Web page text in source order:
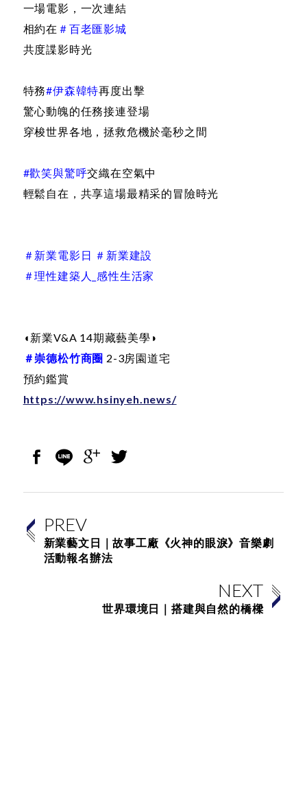
一場電影，一次連結
相約在 ＃百老匯影城
共度諜影時光
特務#伊森韓特再度出擊
驚心動魄的任務接連登場
穿梭世界各地，拯救危機於毫秒之間
#歡笑與驚呼交織在空氣中
輕鬆自在，共享這場最精采的冒險時光
＃新業電影日 ＃新業建設
＃理性建築人_感性生活家
◖新業V&A 14期藏藝美學◗
＃崇德松竹商圈 2-3房園道宅
預約鑑賞
https://www.hsinyeh.news/
PREV
新業藝文日｜故事工廠《火神的眼淚》音樂劇
活動報名辦法
NEXT
世界環境日｜搭建與自然的橋樑